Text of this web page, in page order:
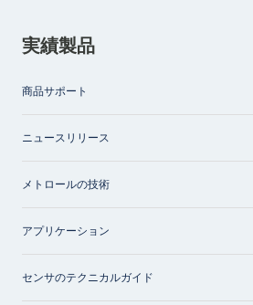
実績製品
商品サポート
ニュースリリース
メトロールの技術
アプリケーション
センサのテクニカルガイド